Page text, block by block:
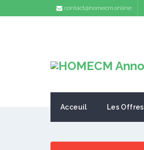
contact@homecm.online
Acceuil Les Offres